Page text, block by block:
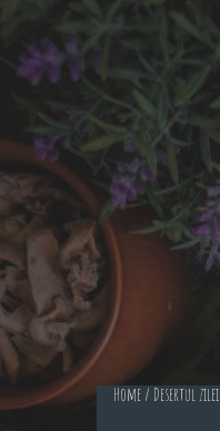
Home / Desertul zilei